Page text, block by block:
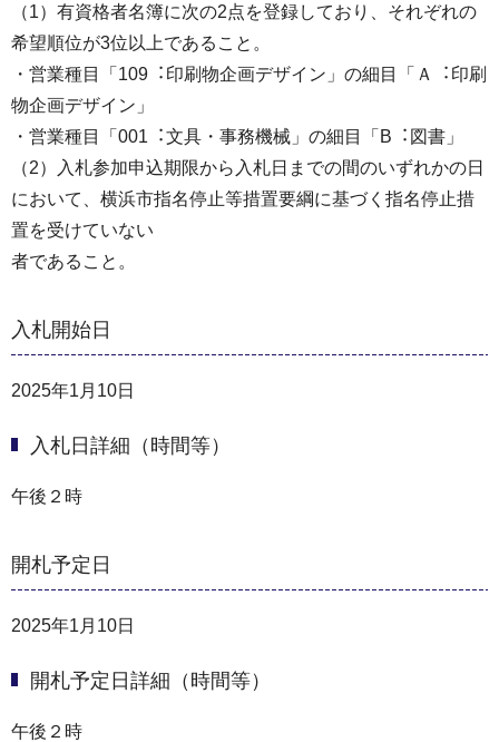
（1）有資格者名簿に次の2点を登録しており、それぞれの
希望順位が3位以上であること。
・営業種目「109︓印刷物企画デザイン」の細目「Ａ︓印刷
物企画デザイン」
・営業種目「001︓文具・事務機械」の細目「B︓図書」
（2）⼊札参加申込期限から⼊札⽇までの間のいずれかの⽇
において、横浜市指名停⽌等措置要綱に基づく指名停⽌措
置を受けていない
者であること。
入札開始日
2025年1月10日
入札日詳細（時間等）
午後２時
開札予定日
2025年1月10日
開札予定日詳細（時間等）
午後２時